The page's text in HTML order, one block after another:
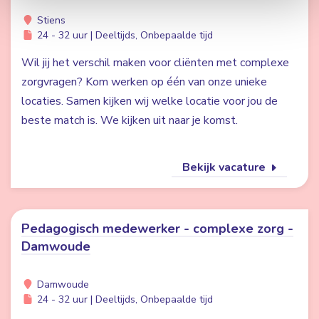
Stiens
24 - 32 uur | Deeltijds, Onbepaalde tijd
Wil jij het verschil maken voor cliënten met complexe
zorgvragen? Kom werken op één van onze unieke
locaties. Samen kijken wij welke locatie voor jou de
beste match is. We kijken uit naar je komst.
Bekijk vacature
Pedagogisch medewerker - complexe zorg -
Damwoude
Damwoude
24 - 32 uur | Deeltijds, Onbepaalde tijd